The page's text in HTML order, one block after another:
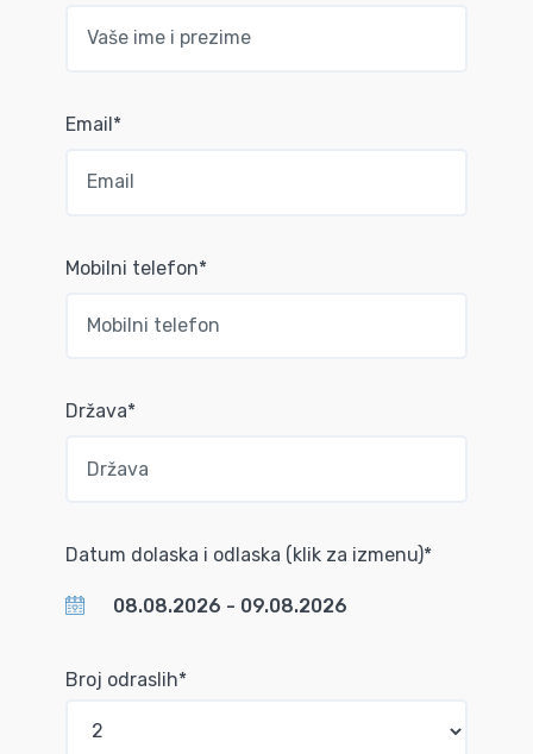
Email*
Mobilni telefon*
Država*
Datum dolaska i odlaska (klik za izmenu)*
Broj odraslih*